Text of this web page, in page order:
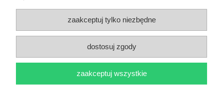
+48 58 770 31 83- wyceny i drukowanie etykiet
- Krzysztof - drukowanie etykiet,
(+48) 602 794 901- Sebastian - wyceny i doradztwo techniczne,biuro@randi.pl
zaakceptuj tylko niezbędne
dostosuj zgody
zaakceptuj wszystkie